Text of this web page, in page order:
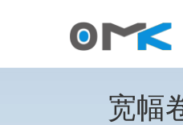
宽幅